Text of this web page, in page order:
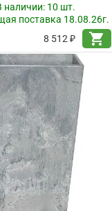
наличии: 10 шт.
поставка 18.08.26г.
8 512 ₽
shopping_cart